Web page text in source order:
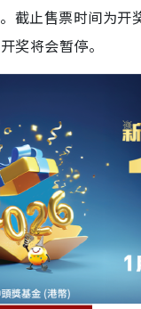
截止售票时间为开
奖将会暂停。